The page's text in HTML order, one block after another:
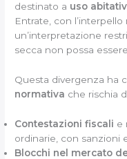
destinato a uso
Entrate, con
un’interpretazione
secca non possa
Questa divergenza ha
normativa che rischia
Contestazioni fiscali e
ordinarie, con sanzioni
Blocchi nel mercato